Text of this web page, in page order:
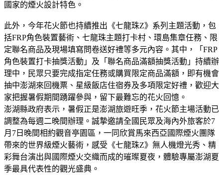
國家的煙火設計特色。
此外，今年花火節也持續推出《七龍珠Z》系列主題活動，包
括FRP角色裝置藝術、七龍珠主題打卡村、環島集章任務、限
定聯名商品及現場填寫問卷送好禮等多元內容。其中，「FRP
角色裝置打卡抽獎活動」及「聯名商品滿額抽獎活動」持續辦
理中，民眾只要完成指定任務或購買限定商品滿額，即有機會
抽中澎湖來回機票、星級飯店住宿券及多項限定好禮，歡迎大
家把握暑假期間踴躍參與，留下最難忘的花火回憶。
澎湖縣政府表示，暑假正是澎湖旅遊旺季，花火節主場活動已
調整為每週二晚間辦理。誠摯邀請全國民眾及海內外旅客於7
月7日晚間相約觀音亭園區，一同欣賞馬來西亞國際煙火團隊
帶來的世界級煙火藝術，感受《七龍珠Z》無人機燈光秀、精
彩舞台演出與國際煙火交織而成的璀璨夏夜，體驗專屬澎湖夏
季最具代表性的觀光盛典。